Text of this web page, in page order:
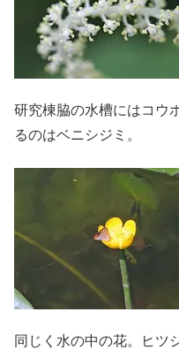
研究棟脇の水槽にはコウ
るのはベニシジミ。
同じく水の中の花。ヒツ